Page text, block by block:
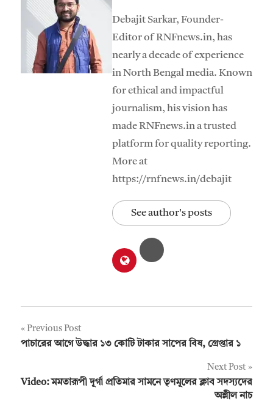
Debajit Sarkar, Founder-
Editor of RNFnews.in, has
nearly a decade of experience
in North Bengal media. Known
for ethical and impactful
journalism, his vision has
made RNFnews.in a trusted
platform for quality reporting.
More at
https://rnfnews.in/debajit
See author's posts
Post
Previous Post
পাচারের আগে উদ্ধার ১৩ কোটি টাকার সাপের বিষ, গ্রেপ্তার ১
Next Post
Video: মমতারূপী দূর্গা প্রতিমার সামনে তৃণমূলের ক্লাব সদস্যদের
অশ্লীল নাচ